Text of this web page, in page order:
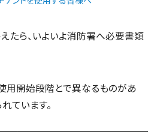
たら、いよいよ消防署へ必要書類
用開始段階とで異なるものがあ
ています。